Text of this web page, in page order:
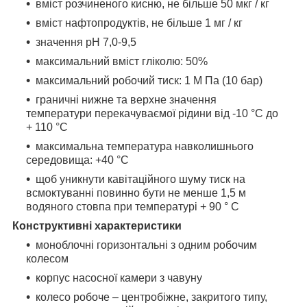
вміст розчиненого кисню, не більше 50 мкг / кг
вміст нафтопродуктів, не більше 1 мг / кг
значення рН 7,0-9,5
максимальний вміст гліколю: 50%
максимальний робочий тиск: 1 М Па (10 бар)
граничні нижне та верхне значення
температури перекачуваємої рідини від -10 °С до
+ 110 °С
максимальна температура навколишнього
середовища: +40 °С
щоб уникнути кавітаційного шуму тиск на
всмоктуванні повинно бути не менше 1,5 м
водяного стовпа при температурі + 90 ° С
Конструктивні характеристики
моноблочні горизонтальні з одним робочим
колесом
корпус насосної камери з чавуну
колесо робоче – центробіжне, закритого типу,